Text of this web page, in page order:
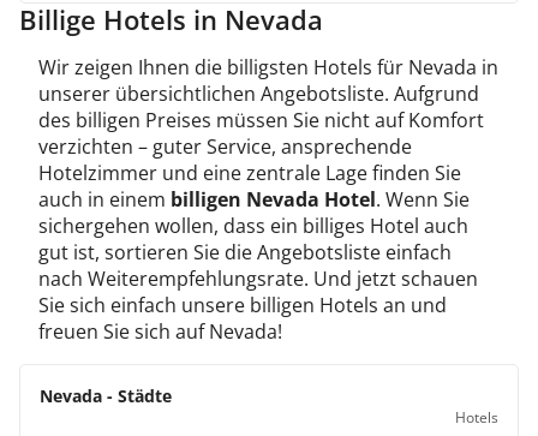
Billige Hotels in Nevada
Wir zeigen Ihnen die billigsten Hotels für Nevada in
unserer übersichtlichen Angebotsliste. Aufgrund
des billigen Preises müssen Sie nicht auf Komfort
verzichten – guter Service, ansprechende
Hotelzimmer und eine zentrale Lage finden Sie
auch in einem billigen Nevada Hotel. Wenn Sie
sichergehen wollen, dass ein billiges Hotel auch
gut ist, sortieren Sie die Angebotsliste einfach
nach Weiterempfehlungsrate. Und jetzt schauen
Sie sich einfach unsere billigen Hotels an und
freuen Sie sich auf Nevada!
Nevada - Städte
Hotels